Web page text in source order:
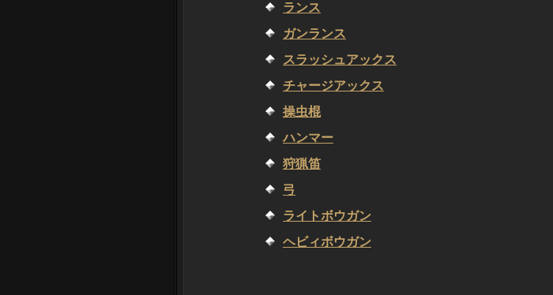
ランス
ガンランス
スラッシュアックス
チャージアックス
操虫棍
ハンマー
狩猟笛
弓
ライトボウガン
ヘビィボウガン